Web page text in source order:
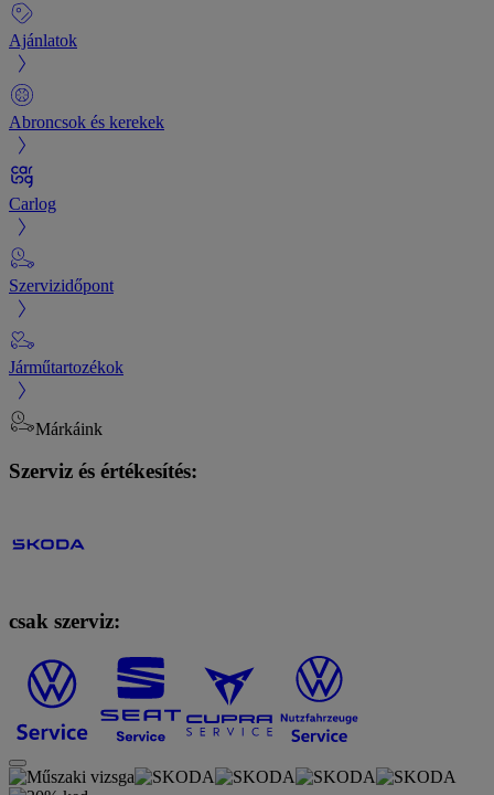
Ajánlatok
Abroncsok és kerekek
Carlog
Szervizidőpont
Járműtartozékok
Márkáink
Szerviz és értékesítés:
csak szerviz: